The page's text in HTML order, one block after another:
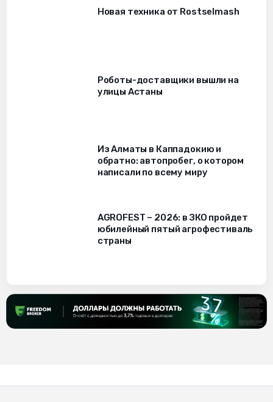
Новая техника от Rostselmash
Роботы-доставщики вышли на
улицы Астаны
Из Алматы в Каппадокию и
обратно: автопробег, о котором
написали по всему миру
AGROFEST – 2026: в ЗКО пройдет
юбилейный пятый агрофестиваль
страны